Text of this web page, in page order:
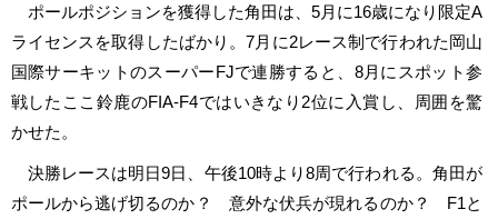
ポールポジションを獲得した角田は、5月に16歳になり限定A
ライセンスを取得したばかり。7月に2レース制で行われた岡山
国際サーキットのスーパーFJで連勝すると、8月にスポット参
戦したここ鈴鹿のFIA-F4ではいきなり2位に入賞し、周囲を驚
かせた。
決勝レースは明日9日、午後10時より8周で行われる。角田が
ポールから逃げ切るのか？ 意外な伏兵が現れるのか？ F1と